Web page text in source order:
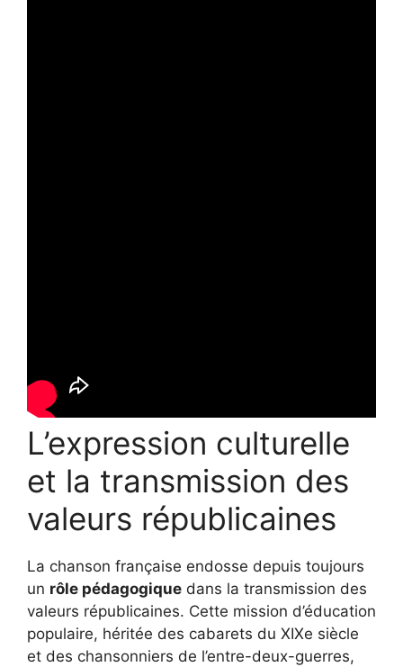
L’expression culturelle
et la transmission des
valeurs républicaines
La chanson française endosse depuis toujours
un rôle pédagogique dans la transmission des
valeurs républicaines. Cette mission d’éducation
populaire, héritée des cabarets du XIXe siècle
et des chansonniers de l’entre-deux-guerres,